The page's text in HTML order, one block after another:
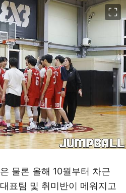
물론 올해 10월부터 차근
표팀 및 취미반이 메워지고